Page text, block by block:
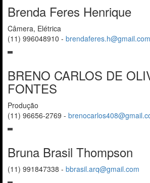
Brenda Feres Henrique
Câmera, Elétrica
(11) 996048910 - brendaferes.h@gmail.com
BRENO CARLOS DE
FONTES
Produção
(11) 96656-2769 -
Bruna Brasil Thompson
(11) 991847338 - bbrasil.arq@gmail.com